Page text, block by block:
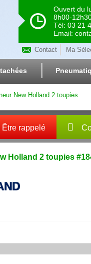
Ouvert du
8h00-
Tél: 03 21
Email:
Contact Ma
New Holland 2 toupies
Être rappelé
Holland 2 toupies